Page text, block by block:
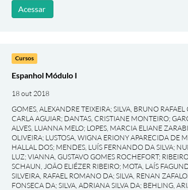
Acessar
Cursos
Espanhol Módulo I
18 out 2018
GOMES, ALEXANDRE TEIXEIRA;SILVA, BRUNO
CARLA AGUIAR; DANTAS, CRISTIANE MONTEIRO;
ALVES, LUANNA MELO; LOPES, MARCIA ELIANE
OLIVEIRA; LUSTOSA, WIGNA ERIONY APARECIDA DE
HALLAL DOS; MENDES, LUÍS FERNANDO DA SILVA;
LUZ;VIANNA, GUSTAVO GOMES ROCHEFORT;
SCHAUN, JOÃO ELIÉZER RIBEIRO; MOTA, LAÍS
SILVEIRA, RAFAEL ROMANO DA;SILVA, RENAN
FONSECA DA;SILVA, ADRIANA SILVA DA; BEHLING,